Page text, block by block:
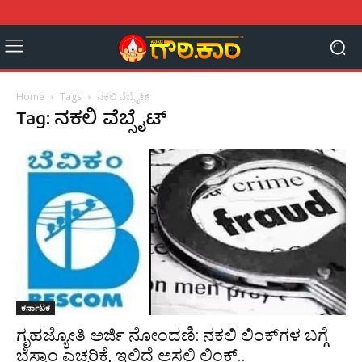
Home Tags ನಕಲಿ ವೆಬ್ಸೈಟ್
Tag: ನಕಲಿ ವೆಬ್ಸೈಟ್
ಕರ್ನಾಟಕ
ಗೃಹಜ್ಯೋತಿ ಅರ್ಜಿ ನೋಂದಣಿ: ನಕಲಿ ಲಿಂಕ್‌ಗಳ ಬಗ್ಗೆ
ಬೆಸ್ಕಾಂ ಎಚ್ಚರಿಕೆ, ಇಲ್ಲಿದೆ ಅಸಲಿ ಲಿಂಕ್..